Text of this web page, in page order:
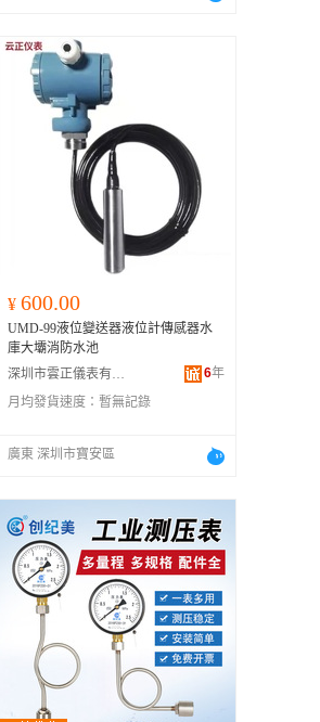
¥ 600.00
UMD-99液位變送器液位計傳感器水
庫大壩消防水池
深圳市雲正儀表有限公司
6年
月均發貨速度： 暫無記錄
廣東 深圳市寶安區